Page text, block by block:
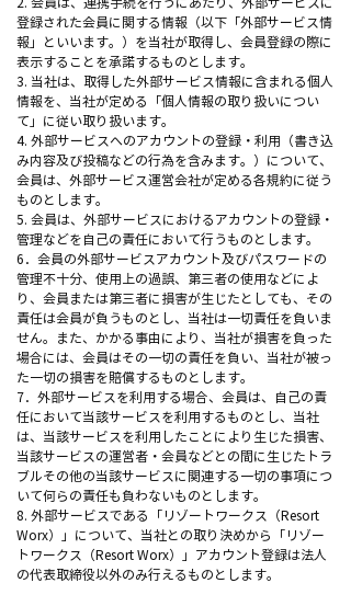
登録された会員に関する情報（以下「外部サービス情
報」といいます。）を当社が取得し、会員登録の際に
表示することを承諾するものとします。
3. 当社は、取得した外部サービス情報に含まれる個人
情報を、当社が定める「個人情報の取り扱いについ
て」に従い取り扱います。
4. 外部サービスへのアカウントの登録・利用（書き込
み内容及び投稿などの行為を含みます。）について、
会員は、外部サービス運営会社が定める各規約に従う
ものとします。
5. 会員は、外部サービスにおけるアカウントの登録・
管理などを自己の責任において行うものとします。
6．会員の外部サービスアカウント及びパスワードの
管理不十分、使用上の過誤、第三者の使用などによ
り、会員または第三者に損害が生じたとしても、その
責任は会員が負うものとし、当社は一切責任を負いま
せん。また、かかる事由により、当社が損害を負った
場合には、会員はその一切の責任を負い、当社が被っ
た一切の損害を賠償するものとします。
7．外部サービスを利用する場合、会員は、自己の責
任において当該サービスを利用するものとし、当社
は、当該サービスを利用したことにより生じた損害、
当該サービスの運営者・会員などとの間に生じたトラ
ブルその他の当該サービスに関連する一切の事項につ
いて何らの責任も負わないものとします。
8. 外部サービスである「リゾートワークス（Resort
Worx）」について、当社との取り決めから「リゾー
トワークス（Resort Worx）」アカウント登録は法人
の代表取締役以外のみ行えるものとします。